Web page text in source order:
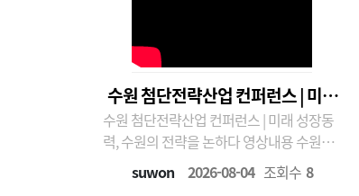
수원 첨단전략산업 컨퍼런스 | 미래
성장동력, 수원의 전략을 논하다
수원 첨단전략산업 컨퍼런스 | 미래 성장동
력, 수원의 전략을 논하다 영상내용 수원특
례시와 수원시정연구원이 공동으로 개최한
「수원 첨단전략산업 컨퍼런스」 현장을
suwon 2026-08-04 조회수 8